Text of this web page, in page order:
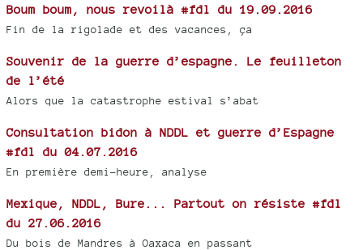
Boum boum, nous revoilà #fdl du 19.09.2016
Fin de la rigolade et des vacances, ça
Souvenir de la guerre d’espagne. Le feuilleton
de l’été
Alors que la catastrophe estival s’abat
Consultation bidon à NDDL et guerre d’Espagne
#fdl du 04.07.2016
En première demi-heure, analyse
Mexique, NDDL, Bure... Partout on résiste #fdl
du 27.06.2016
Du bois de Mandres à Oaxaca en passant